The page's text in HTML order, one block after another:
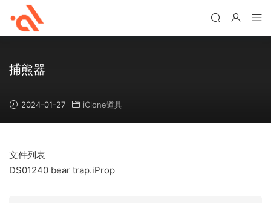
捕熊器
2024-01-27 iClone道具
文件列表
DS01240 bear trap.iProp